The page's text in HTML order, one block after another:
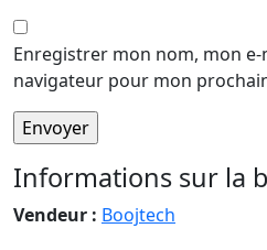
Enregistrer mon nom, mon
navigateur pour mon
Informations sur la
Vendeur : Boojtech